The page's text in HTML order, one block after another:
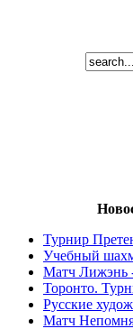
Турнир
Учебный
Матч Лижэнь
Торонто.
Русские
Матч